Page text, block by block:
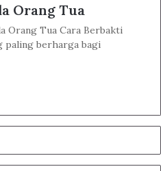
Orang Tua
Orang Tua Cara Berbakti
paling berharga bagi